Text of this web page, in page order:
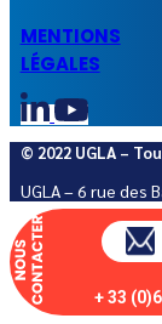
MENTIONS
LÉGALES
© 2022 UGLA –
UGLA – 6 rue des
+ 33